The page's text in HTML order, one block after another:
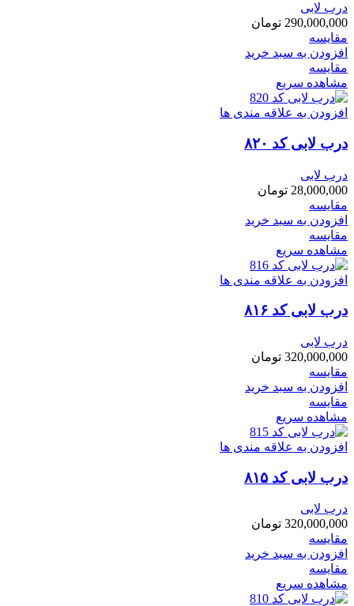
درب لابی
290,000,000 تومان
مقایسه
افزودن به سبد خرید
مقایسه
مشاهده سریع
افزودن به علاقه مندی ها
درب لابی کد ۸۲۰
درب لابی
28,000,000 تومان
مقایسه
افزودن به سبد خرید
مقایسه
مشاهده سریع
افزودن به علاقه مندی ها
درب لابی کد ۸۱۶
درب لابی
320,000,000 تومان
مقایسه
افزودن به سبد خرید
مقایسه
مشاهده سریع
افزودن به علاقه مندی ها
درب لابی کد ۸۱۵
درب لابی
320,000,000 تومان
مقایسه
افزودن به سبد خرید
مقایسه
مشاهده سریع